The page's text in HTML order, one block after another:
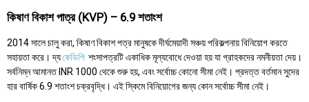
কিষাণ বিকাশ পাত্র (KVP) – 6.9 শতাংশ
2014 সালে চালু করা, কিষাণ বিকাশ পত্র মানুষকে দীর্ঘমেয়াদী সঞ্চয় পরিকল্পনায় বিনিয়োগ করতে
সহায়তা করে। দ্যকেভিপি শংসাপত্রটি একাধিক মূল্যবোধে দেওয়া হয় যা গ্রাহকদের নমনীয়তা দেয়।
সর্বনিম্ন আমানত INR 1000 থেকে শুরু হয়, এবং সর্বোচ্চ কোনো সীমা নেই। প্রদত্ত বর্তমান সুদের
হার বার্ষিক 6.9 শতাংশ চক্রবৃদ্ধি। এই স্কিমে বিনিয়োগের জন্য কোন সর্বোচ্চ সীমা নেই।